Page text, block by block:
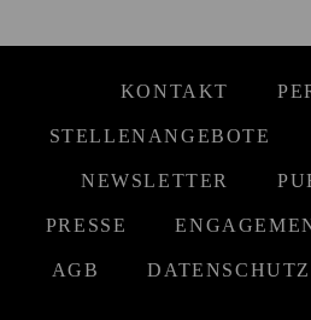
KONTAKT
STELLENANGEBOTE
NEWSLETTER
PRESSE
AGB DATENSCHUTZ